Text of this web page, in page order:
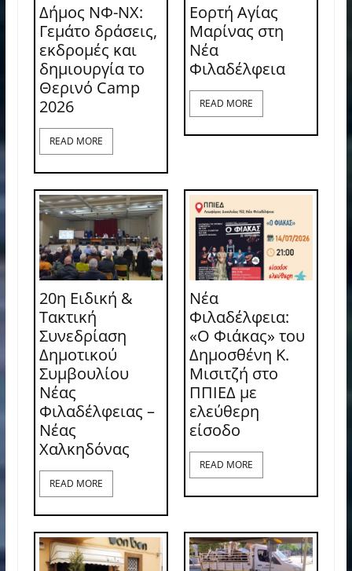
Δήμος ΝΦ-ΝΧ:
Γεμάτο δράσεις,
εκδρομές και
δημιουργία το
Θερινό Camp
2026
READ MORE
Εορτή Αγίας
Μαρίνας στη
Νέα
Φιλαδέλφεια
READ MORE
20η Ειδική &
Τακτική
Συνεδρίαση
Δημοτικού
Συμβουλίου
Νέας
Φιλαδέλφειας –
Νέας
Χαλκηδόνας
READ MORE
Νέα
Φιλαδέλφεια:
«Ο Φιάκας» του
Δημοσθένη Κ.
Μισιτζή στο
ΠΠΙΕΔ με
ελεύθερη
είσοδο
READ MORE